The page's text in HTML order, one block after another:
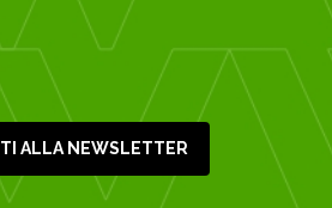
ALLA NEWSLETTER